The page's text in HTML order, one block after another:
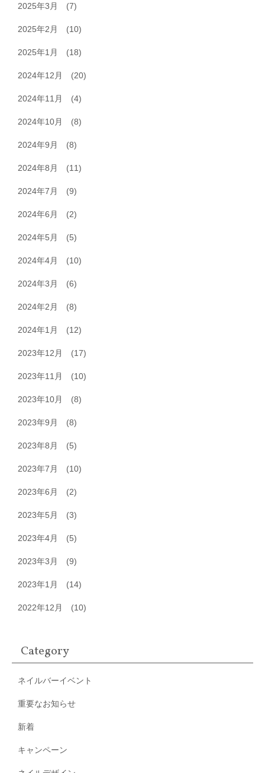
2025年3月 (7)
2025年2月 (10)
2025年1月 (18)
2024年12月 (20)
2024年11月 (4)
2024年10月 (8)
2024年9月 (8)
2024年8月 (11)
2024年7月 (9)
2024年6月 (2)
2024年5月 (5)
2024年4月 (10)
2024年3月 (6)
2024年2月 (8)
2024年1月 (12)
2023年12月 (17)
2023年11月 (10)
2023年10月 (8)
2023年9月 (8)
2023年8月 (5)
2023年7月 (10)
2023年6月 (2)
2023年5月 (3)
2023年4月 (5)
2023年3月 (9)
2023年1月 (14)
2022年12月 (10)
Category
ネイルバーイベント
重要なお知らせ
新着
キャンペーン